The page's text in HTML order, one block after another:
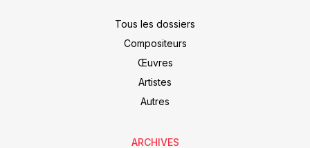
Tous les dossiers
Compositeurs
Œuvres
Artistes
Autres
ARCHIVES